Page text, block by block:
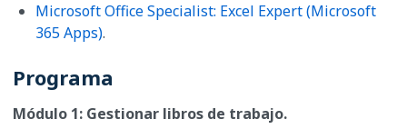
Microsoft Office Specialist: Excel Expert (Microsoft
365 Apps).
Programa
Módulo 1: Gestionar libros de trabajo.